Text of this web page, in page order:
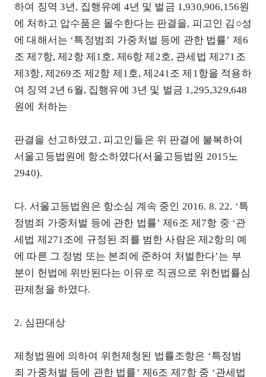
하여 징역 3년, 집행유예 4년 및 벌금 1,930,906,156원
에 처하고 압수품은 몰수한다는 판결을, 피고인 김○성
에 대해서는 ‘특정범죄 가중처벌 등에 관한 법률’ 제6
조 제7항, 제2항 제1호, 제6항 제2호, 관세법 제271조
제3항, 제269조 제2항 제1호, 제241조 제1항을 적용하
여 징역 2년 6월, 집행유예 3년 및 벌금 1,295,329,648
원에 처하는
판결을 선고하였고, 피고인들은 위 판결에 불복하여
서울고등법원에 항소하였다(서울고등법원 2015노
2940).
다. 서울고등법원은 항소심 계속 중인 2016. 8. 22. ‘특
정범죄 가중처벌 등에 관한 법률’ 제6조 제7항 중 ‘관
세법 제271조에 규정된 죄를 범한 사람은 제2항의 예
에 따른 그 정범 또는 본죄에 준하여 처벌한다’는 부
분이 헌법에 위반된다는 이유로 직권으로 위헌법률심
판제청을 하였다.
2. 심판대상
제청법원에 의하여 위헌제청된 법률조항은 ‘특정범
죄 가중처벌 등에 관한 법률’ 제6조 제7항 중 ‘관세법